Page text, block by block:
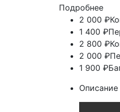
Подробнее
2 000 ₽
1 400 ₽
2 800 ₽
2 000 ₽
1 900 ₽
Описание